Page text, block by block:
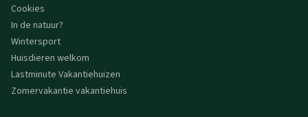
Cookies
In de natuur?
Wintersport
Huisdieren welkom
Lastminute Vakantiehuizen
Zomervakantie vakantiehuis